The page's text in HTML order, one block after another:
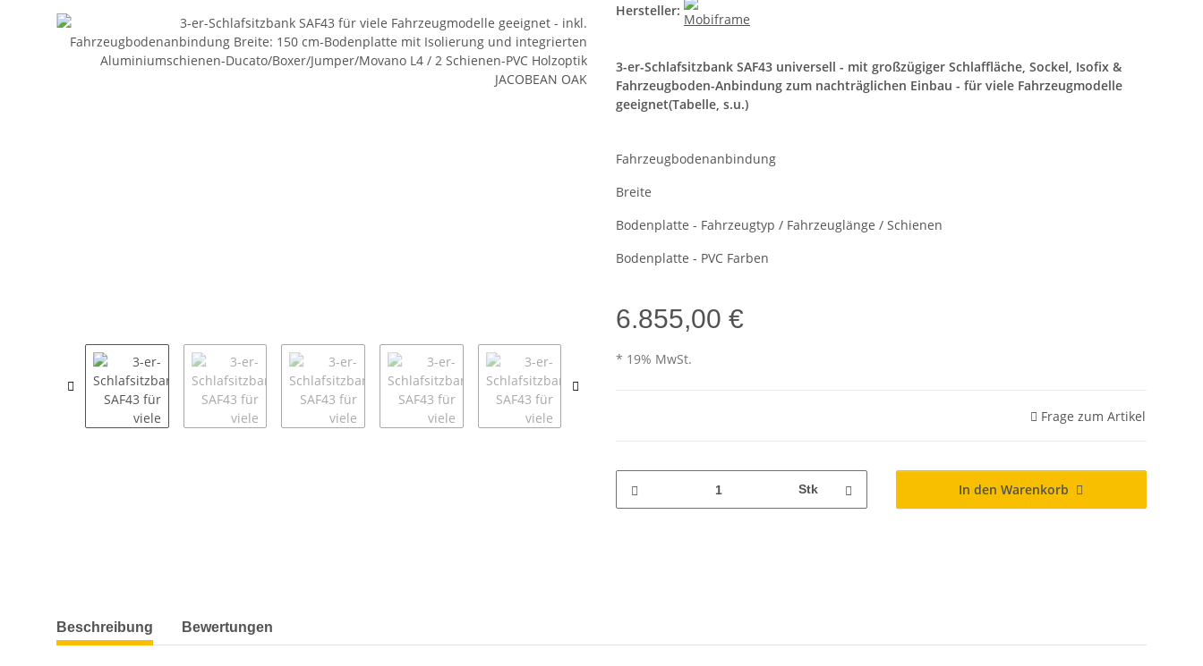
Hersteller:
3-er-Schlafsitzbank SAF43 universell - mit großzügiger Schlaffläche, Sockel, Isofix &
Fahrzeugboden-Anbindung zum nachträglichen Einbau - für viele Fahrzeugmodelle
geeignet(Tabelle, s.u.)
Fahrzeugbodenanbindung
Breite
Bodenplatte - Fahrzeugtyp / Fahrzeuglänge / Schienen
Bodenplatte - PVC Farben
6.855,00 €
* 19% MwSt.
Frage zum Artikel
Stk In den Warenkorb
weitere Registerkarten anzeigen
Beschreibung Bewertungen